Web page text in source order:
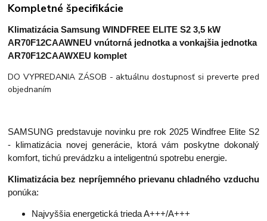
Kompletné špecifikácie
Klimatizácia Samsung WINDFREE ELITE S2 3,5 kW
AR70F12CAAWNEUvnútorná jednotka avonkajšia jednotka
AR70F12CAAWXEU komplet
DO VYPREDANIA ZÁSOB - aktuálnu dostupnosť si preverte pred
objednaním
SAMSUNG predstavuje novinku pre rok 2025 Windfree Elite S2
- klimatizácia novej generácie, ktorá vám poskytne dokonalý
komfort, tichú prevádzku a inteligentnú spotrebu energie.
Klimatizácia bez nepríjemného prievanu chladného vzduchu
ponúka:
Najvyššia energetická trieda A+++/A+++